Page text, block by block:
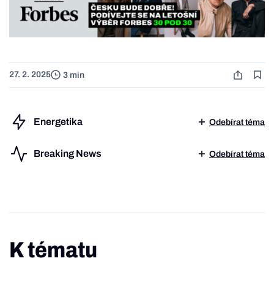
27. 2. 2025 3 min
Energetika Odebírat téma
Breaking News Odebírat téma
K tématu